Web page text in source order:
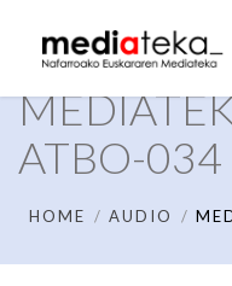
ATBO-034
HOME AUDIO